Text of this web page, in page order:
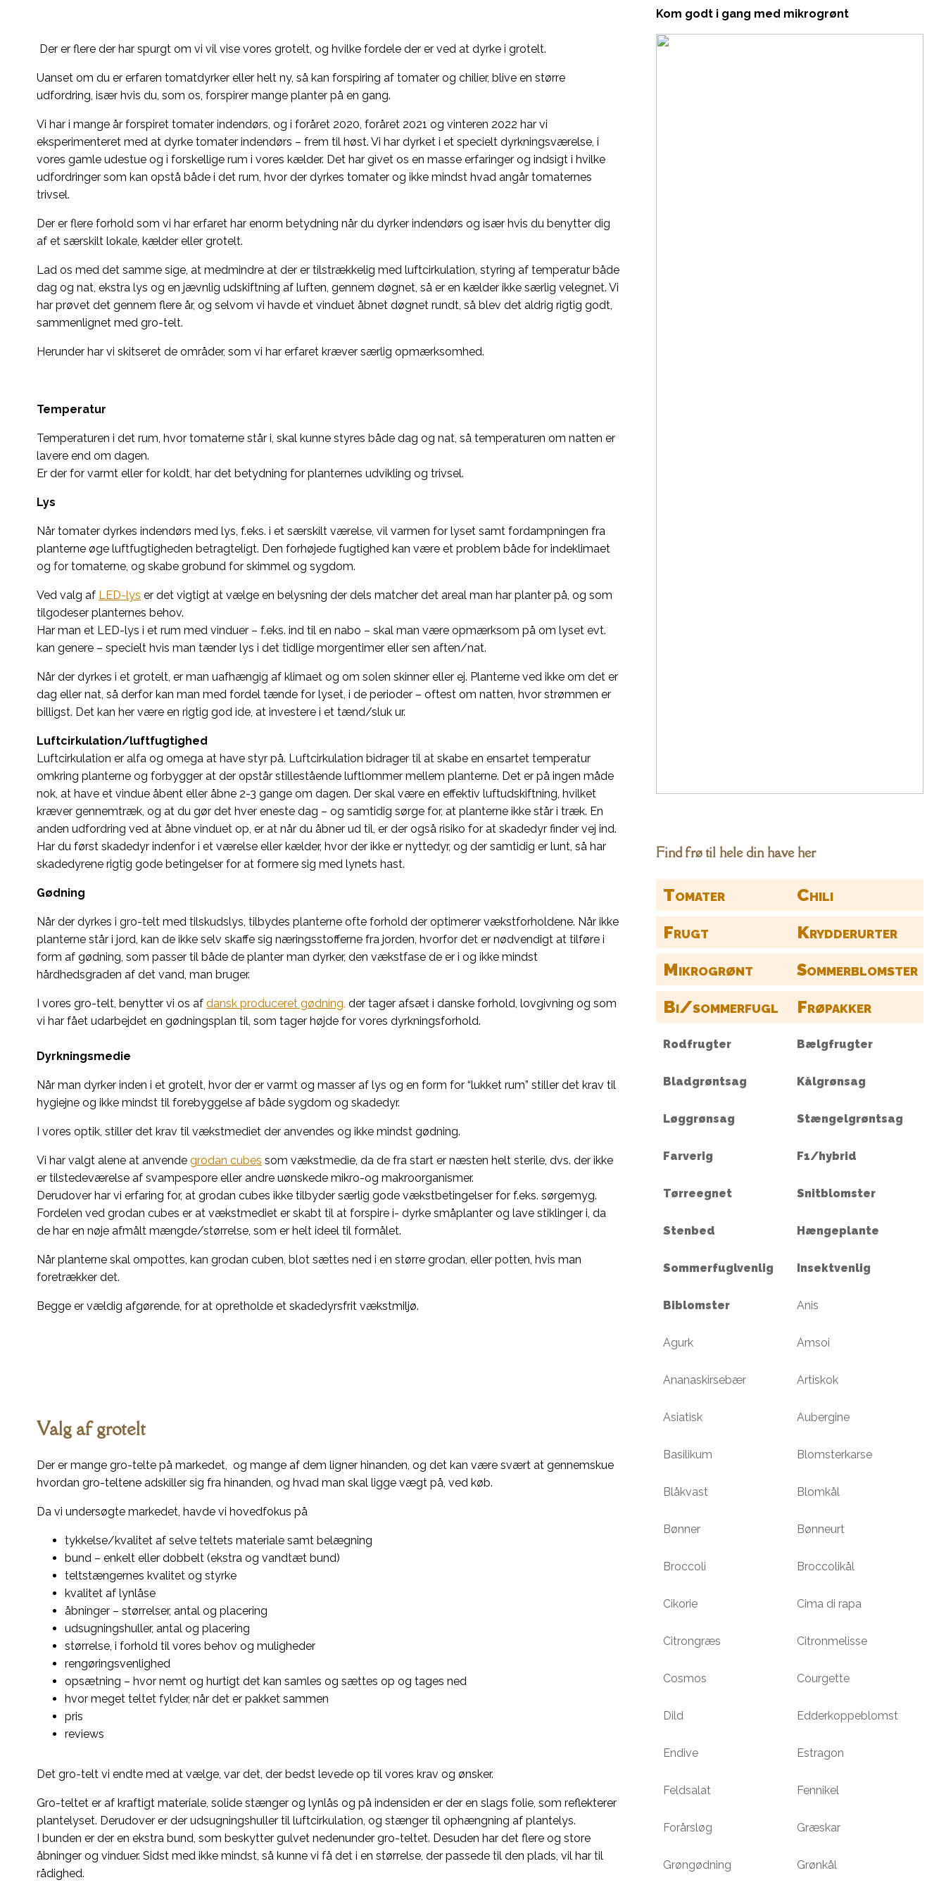
Der er flere der har spurgt om vi vil vise vores grotelt, og hvilke fordele der er ved at dyrke i grotelt.
Uanset om du er erfaren tomatdyrker eller helt ny, så kan forspiring af tomater og chilier, blive en større
udfordring, især hvis du, som os, forspirer mange planter på en gang.
Vi har i mange år forspiret tomater indendørs, og i foråret 2020, foråret 2021 og vinteren 2022 har vi
eksperimenteret med at dyrke tomater indendørs – frem til høst. Vi har dyrket i et specielt dyrkningsværelse, i
vores gamle udestue og i forskellige rum i vores kælder. Det har givet os en masse erfaringer og indsigt i hvilke
udfordringer som kan opstå både i det rum, hvor der dyrkes tomater og ikke mindst hvad angår tomaternes
trivsel.
Der er flere forhold som vi har erfaret har enorm betydning når du dyrker indendørs og især hvis du benytter dig
af et særskilt lokale, kælder eller grotelt.
Lad os med det samme sige, at medmindre at der er tilstrækkelig med luftcirkulation, styring af temperatur både
dag og nat, ekstra lys og en jævnlig udskiftning af luften, gennem døgnet, så er en kælder ikke særlig velegnet. Vi
har prøvet det gennem flere år, og selvom vi havde et vinduet åbnet døgnet rundt, så blev det aldrig rigtig godt,
sammenlignet med gro-telt.
Herunder har vi skitseret de områder, som vi har erfaret kræver særlig opmærksomhed.
Temperatur
Temperaturen i det rum, hvor tomaterne står i, skal kunne styres både dag og nat, så temperaturen om natten er
lavere end om dagen.
Er der for varmt eller for koldt, har det betydning for planternes udvikling og trivsel.
Lys
Når tomater dyrkes indendørs med lys, f.eks. i et særskilt værelse, vil varmen for lyset samt fordampningen fra
planterne øge luftfugtigheden betragteligt. Den forhøjede fugtighed kan være et problem både for indeklimaet
og for tomaterne, og skabe grobund for skimmel og sygdom.
Ved valg af LED-lys er det vigtigt at vælge en belysning der dels matcher det areal man har planter på, og som
tilgodeser planternes behov.
Har man et LED-lys i et rum med vinduer – f.eks. ind til en nabo – skal man være opmærksom på om lyset evt.
kan genere – specielt hvis man tænder lys i det tidlige morgentimer eller sen aften/nat.
Når der dyrkes i et grotelt, er man uafhængig af klimaet og om solen skinner eller ej. Planterne ved ikke om det er
dag eller nat, så derfor kan man med fordel tænde for lyset, i de perioder – oftest om natten, hvor strømmen er
billigst. Det kan her være en rigtig god ide, at investere i et tænd/sluk ur.
Luftcirkulation/luftfugtighed
Luftcirkulation er alfa og omega at have styr på. Luftcirkulation bidrager til at skabe en ensartet temperatur
omkring planterne og forbygger at der opstår stillestående luftlommer mellem planterne. Det er på ingen måde
nok, at have et vindue åbent eller åbne 2-3 gange om dagen. Der skal være en effektiv luftudskiftning, hvilket
kræver gennemtræk, og at du gør det hver eneste dag – og samtidig sørge for, at planterne ikke står i træk. En
anden udfordring ved at åbne vinduet op, er at når du åbner ud til, er der også risiko for at skadedyr finder vej ind.
Har du først skadedyr indenfor i et værelse eller kælder, hvor der ikke er nyttedyr, og der samtidig er lunt, så har
skadedyrene rigtig gode betingelser for at formere sig med lynets hast.
Gødning
Når der dyrkes i gro-telt med tilskudslys, tilbydes planterne ofte forhold der optimerer vækstforholdene. Når ikke
planterne står i jord, kan de ikke selv skaffe sig næringsstofferne fra jorden, hvorfor det er nødvendigt at tilføre i
form af gødning, som passer til både de planter man dyrker, den vækstfase de er i og ikke mindst
hårdhedsgraden af det vand, man bruger.
I vores gro-telt, benytter vi os af dansk produceret gødning, der tager afsæt i danske forhold, lovgivning og som
vi har fået udarbejdet en gødningsplan til, som tager højde for vores dyrkningsforhold.
Dyrkningsmedie
Når man dyrker inden i et grotelt, hvor der er varmt og masser af lys og en form for “lukket rum” stiller det krav til
hygiejne og ikke mindst til forebyggelse af både sygdom og skadedyr.
I vores optik, stiller det krav til vækstmediet der anvendes og ikke mindst gødning.
Vi har valgt alene at anvende grodan cubes som vækstmedie, da de fra start er næsten helt sterile, dvs. der ikke
er tilstedeværelse af svampespore eller andre uønskede mikro-og makroorganismer.
Derudover har vi erfaring for, at grodan cubes ikke tilbyder særlig gode vækstbetingelser for f.eks. sørgemyg.
Fordelen ved grodan cubes er at vækstmediet er skabt til at forspire i- dyrke småplanter og lave stiklinger i, da
de har en nøje afmålt mængde/størrelse, som er helt ideel til formålet.
Når planterne skal ompottes, kan grodan cuben, blot sættes ned i en større grodan, eller potten, hvis man
foretrækker det.
Begge er vældig afgørende, for at opretholde et skadedyrsfrit vækstmiljø.
Valg af grotelt
Der er mange gro-telte på markedet, og mange af dem ligner hinanden, og det kan være svært at gennemskue
hvordan gro-teltene adskiller sig fra hinanden, og hvad man skal ligge vægt på, ved køb.
Da vi undersøgte markedet, havde vi hovedfokus på
tykkelse/kvalitet af selve teltets materiale samt belægning
bund – enkelt eller dobbelt (ekstra og vandtæt bund)
teltstængernes kvalitet og styrke
kvalitet af lynlåse
åbninger – størrelser, antal og placering
udsugningshuller, antal og placering
størrelse, i forhold til vores behov og muligheder
rengøringsvenlighed
opsætning – hvor nemt og hurtigt det kan samles og sættes op og tages ned
hvor meget teltet fylder, når det er pakket sammen
pris
reviews
Det gro-telt vi endte med at vælge, var det, der bedst levede op til vores krav og ønsker.
Gro-teltet er af kraftigt materiale, solide stænger og lynlås og på indensiden er der en slags folie, som reflekterer
plantelyset. Derudover er der udsugningshuller til luftcirkulation, og stænger til ophængning af plantelys.
I bunden er der en ekstra bund, som beskytter gulvet nedenunder gro-teltet. Desuden har det flere og store
åbninger og vinduer. Sidst med ikke mindst, så kunne vi få det i en størrelse, der passede til den plads, vil har til
rådighed.
Kom godt i gang med mikrogrønt
Find frø til hele din have her
Tomater
Chili
Frugt
Krydderurter
Mikrogrønt
Sommerblomster
Bi/sommerfugl
Frøpakker
Rodfrugter Bælgfrugter
Bladgrøntsag Kålgrønsag
Løggrønsag Stængelgrøntsag
Farverig F1/hybrid
Tørreegnet Snitblomster
Stenbed Hængeplante
Sommerfuglvenlig Insektvenlig
Biblomster Anis
Agurk Amsoi
Ananaskirsebær Artiskok
Asiatisk Aubergine
Basilikum Blomsterkarse
Blåkvast Blomkål
Bønner Bønneurt
Broccoli Broccolikål
Cikorie Cima di rapa
Citrongræs Citronmelisse
Cosmos Courgette
Dild Edderkoppeblomst
Endive Estragon
Feldsalat Fennikel
Forårsløg Græskar
Grøngødning Grønkål